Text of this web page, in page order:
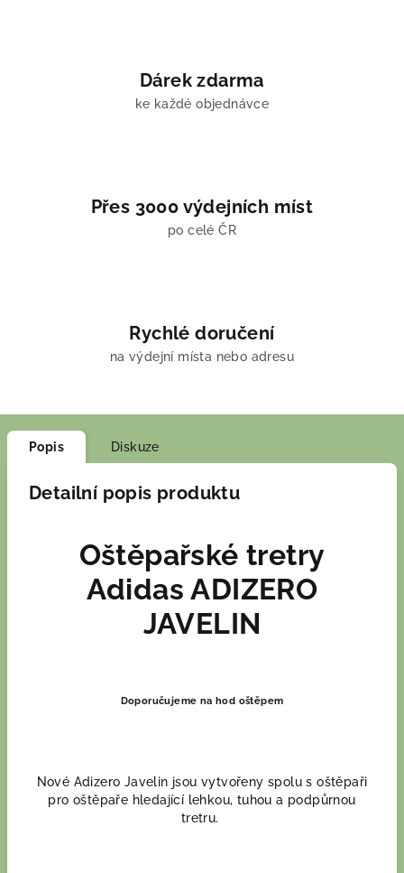
Dárek zdarma
ke každé objednávce
Přes 3000 výdejních míst
po celé ČR
Rychlé doručení
na výdejní místa nebo adresu
Popis Diskuze
Detailní popis produktu
Oštěpařské tretry
Adidas ADIZERO
JAVELIN
Doporučujeme na hod oštěpem
Nové Adizero Javelin jsou vytvořeny spolu s oštěpaři
pro oštěpaře hledající lehkou, tuhou a podpůrnou
tretru.